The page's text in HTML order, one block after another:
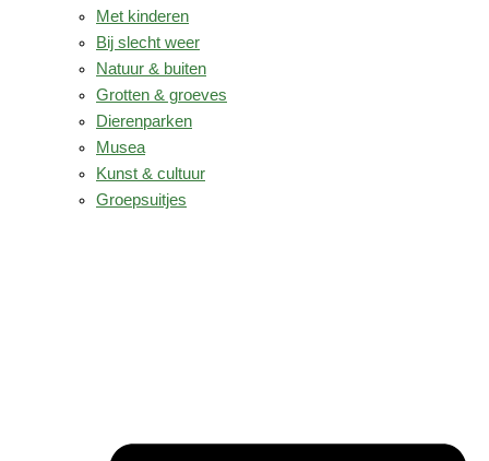
Met kinderen
Bij slecht weer
Natuur & buiten
Grotten & groeves
Dierenparken
Musea
Kunst & cultuur
Groepsuitjes